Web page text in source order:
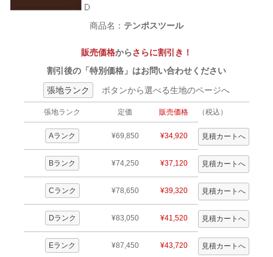
商品名： テンポスツール
販売価格からさらに割引き！
割引後の「特別価格」はお問い合わせください
張地ランク
ボタンから選べる生地のページへ
張地ランク 定価 販売価格 （税込）
Aランク ¥69,850 ¥34,920
Bランク ¥74,250 ¥37,120
Cランク ¥78,650 ¥39,320
Dランク ¥83,050 ¥41,520
Eランク ¥87,450 ¥43,720